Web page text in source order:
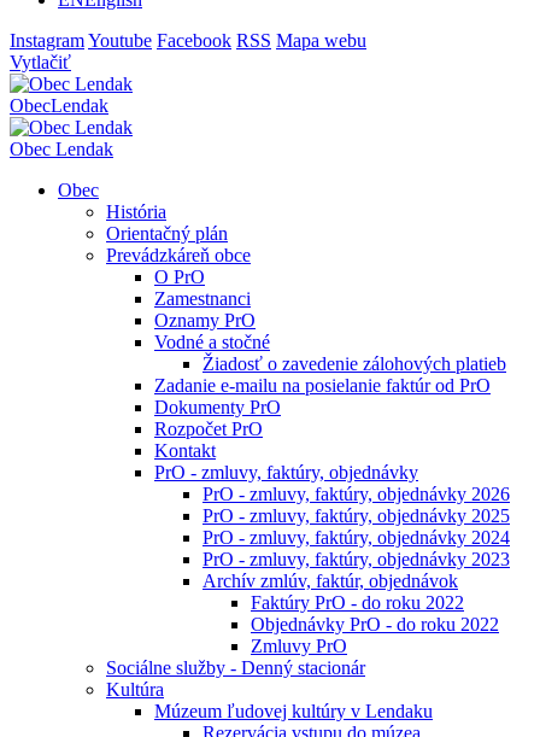
InstagramYoutube Facebook RSS Mapa webu
Vytlačiť
ObecLendak
Obec Lendak
Obec
História
Orientačný plán
Prevádzkáreň obce
O PrO
Zamestnanci
Oznamy PrO
Vodné a stočné
Žiadosť o zavedenie zálohových platieb
Zadanie e-mailu na posielanie faktúr od PrO
Dokumenty PrO
Rozpočet PrO
Kontakt
PrO - zmluvy, faktúry, objednávky
PrO - zmluvy, faktúry, objednávky 2026
PrO - zmluvy, faktúry, objednávky 2025
PrO - zmluvy, faktúry, objednávky 2024
PrO - zmluvy, faktúry, objednávky 2023
Archív zmlúv, faktúr, objednávok
Faktúry PrO - do roku 2022
Objednávky PrO - do roku 2022
Zmluvy PrO
Sociálne služby - Denný stacionár
Kultúra
Múzeum ľudovej kultúry v Lendaku
Rezervácia vstupu do múzea